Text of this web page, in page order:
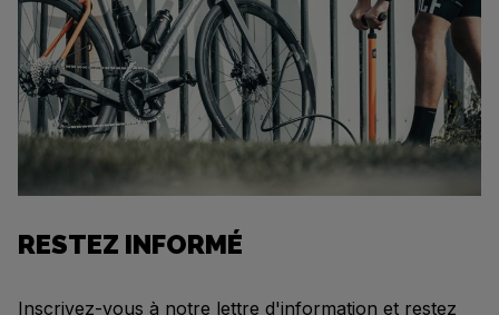
RESTEZ INFORMÉ
Inscrivez-vous à notre lettre d'information et restez